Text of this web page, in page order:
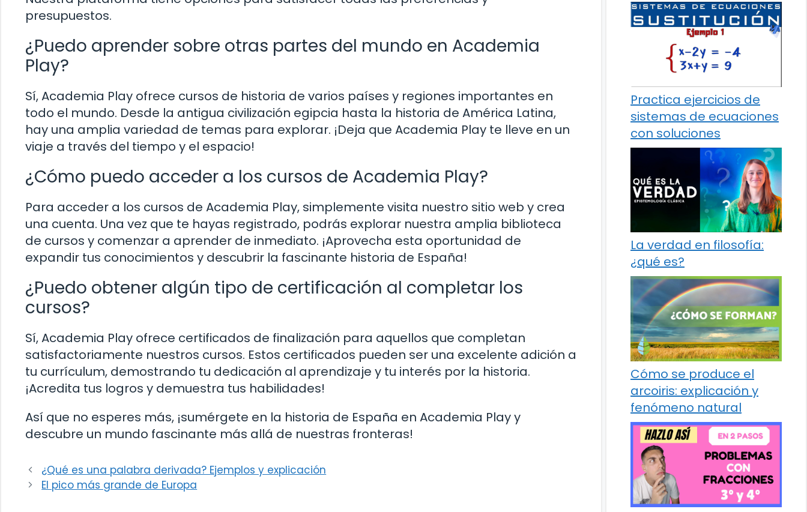
presupuestos.
¿Puedo aprender sobre otras partes del mundo en Academia
Play?
Sí, Academia Play ofrece cursos de historia de varios países y regiones importantes en
todo el mundo. Desde la antigua civilización egipcia hasta la historia de América Latina,
hay una amplia variedad de temas para explorar. ¡Deja que Academia Play te lleve en un
viaje a través del tiempo y el espacio!
¿Cómo puedo acceder a los cursos de Academia Play?
Para acceder a los cursos de Academia Play, simplemente visita nuestro sitio web y crea
una cuenta. Una vez que te hayas registrado, podrás explorar nuestra amplia biblioteca
de cursos y comenzar a aprender de inmediato. ¡Aprovecha esta oportunidad de
expandir tus conocimientos y descubrir la fascinante historia de España!
¿Puedo obtener algún tipo de certificación al completar los
cursos?
Sí, Academia Play ofrece certificados de finalización para aquellos que completan
satisfactoriamente nuestros cursos. Estos certificados pueden ser una excelente adición a
tu currículum, demostrando tu dedicación al aprendizaje y tu interés por la historia.
¡Acredita tus logros y demuestra tus habilidades!
Así que no esperes más, ¡sumérgete en la historia de España en Academia Play y
descubre un mundo fascinante más allá de nuestras fronteras!
¿Qué es una palabra derivada? Ejemplos y explicación
El pico más grande de Europa
Practica ejercicios de
sistemas de ecuaciones
con soluciones
La verdad en filosofía:
¿qué es?
Cómo se produce el
arcoiris: explicación y
fenómeno natural